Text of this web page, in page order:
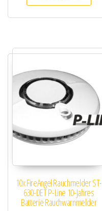
10x FireAngel Rauchmelder ST-
630-DET P-Line 10-Jahres
Batterie Rauchwarnmelder